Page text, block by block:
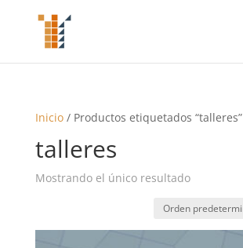
Inicio/ Productos etiquetados “talleres”
talleres
Mostrando el único resultado